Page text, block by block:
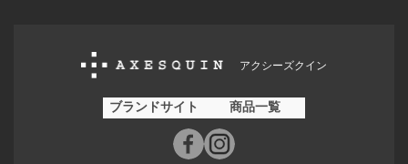
アクシーズクイン
ブランドサイト 商品一覧